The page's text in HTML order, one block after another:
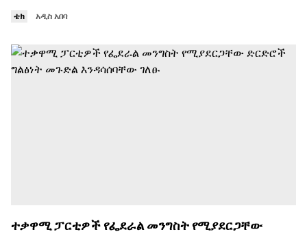
ቴክ አዲስ አበባ
ተቃዋሚ ፓርቲዎች የፌደራል መንግስት የሚያደርጋቸው